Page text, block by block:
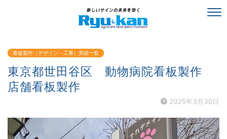
看板製作（デザイン・工事）実績一覧
東京都世田谷区 動物病院看板製作
店舗看板製作
2025年3月30日